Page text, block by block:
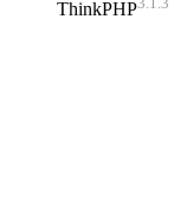
ThinkPHP